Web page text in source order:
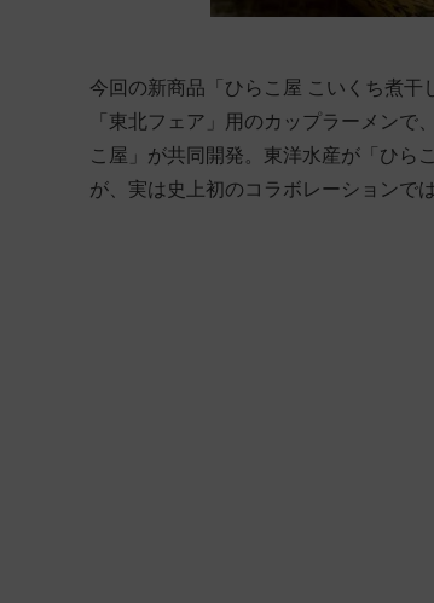
今回の新商品「ひらこ屋 こいくち煮
「東北フェア」用のカップラーメン
こ屋」が共同開発。東洋水産が「ひら
が、実は史上初のコラボレーションで